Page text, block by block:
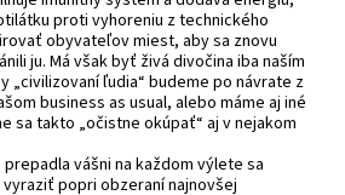
proti vyhoreniu z technického
obyvateľov miest, aby sa znovu
ju. Má však byť živá divočina iba naším
„civilizovaní ľudia“ budeme po návrate z
business as usual, alebo máme aj iné
sa takto „očistne okúpať“ aj v nejakom
vášni na každom výlete sa
popri obzeraní najnovšej